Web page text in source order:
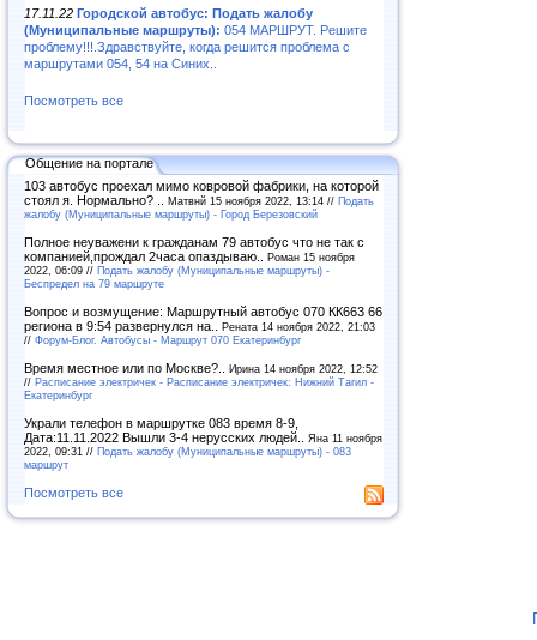
17.11.22 Городской автобус: Подать жалобу
(Муниципальные маршруты): 054 МАРШРУТ. Решите
проблему!!!.Здравствуйте, когда решится проблема с
маршрутами 054, 54 на Синих..
Посмотреть все
Общение на портале
103 автобус проехал мимо ковровой фабрики, на которой
стоял я. Нормально? .. Матвнй 15 ноября 2022, 13:14 // Подать
жалобу (Муниципальные маршруты) - Город Березовский
Полное неуважени к гражданам 79 автобус что не так с
компанией,прождал 2часа опаздываю.. Роман 15 ноября
2022, 06:09 // Подать жалобу (Муниципальные маршруты) -
Беспредел на 79 маршруте
Вопрос и возмущение: Маршрутный автобус 070 КК663 66
региона в 9:54 развернулся на.. Рената 14 ноября 2022, 21:03
// Форум-Блог. Автобусы - Маршрут 070 Екатеринбург
Время местное или по Москве?.. Ирина 14 ноября 2022, 12:52
// Расписание электричек - Расписание электричек: Нижний Тагил -
Екатеринбург
Украли телефон в маршрутке 083 время 8-9,
Дата:11.11.2022 Вышли 3-4 нерусских людей.. Яна 11 ноября
2022, 09:31 // Подать жалобу (Муниципальные маршруты) - 083
маршрут
Посмотреть все